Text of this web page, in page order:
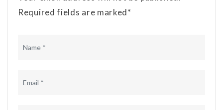
Required fields are marked*